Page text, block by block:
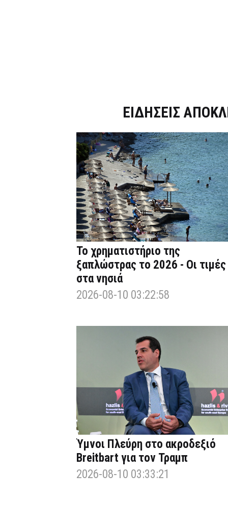
ΕΙΔΗΣΕΙΣ
Το χρηματιστήριο της
ξαπλώστρας το 2026 - Οι τιμές
στα νησιά
2026-08-10 03:22:58
Ύμνοι Πλεύρη στο ακροδεξιό
Breitbart για τον Τραμπ
2026-08-10 03:33:21